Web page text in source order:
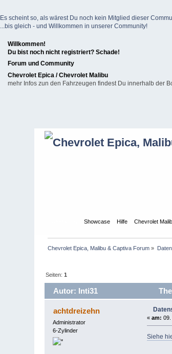
Es scheint so, als wärest Du noch kein Mitglied dieser
...bis gleich - und Willkommen in unserer Community!
Willkommen!
Du bist noch nicht registriert? Schade!
Forum und Community
Chevrolet Epica / Chevrolet Malibu
mehr Infos zun den Fahrzeugen findest Du innerhalb der
Showcase Hilfe Chevrolet
Chevrolet Epica, Malibu & Captiva Forum »
Seiten:1
Autor: Inti31
achtdreizehn
Administrator
6-Zylinder
« am: 09.
Siehe